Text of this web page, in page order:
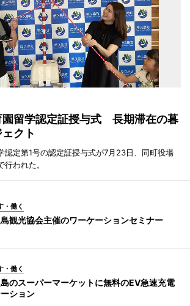
園留学認定証授与式 長期滞在の暮
クト
認定第1号の認定証授与式が7月23日、同町役場
行われた。
・働く
観光協会主催のワーケーションセミナー
・働く
のスーパーマーケットに無料のEV急速充電
ション